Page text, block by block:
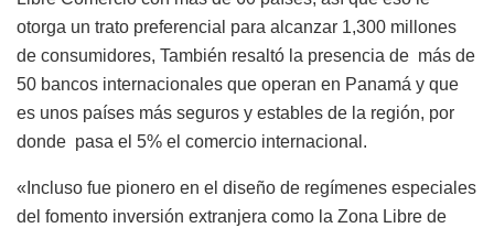
otorga un trato preferencial para alcanzar 1,300 millones
de consumidores, También resaltó la presencia de más de
50 bancos internacionales que operan en Panamá y que
es unos países más seguros y estables de la región, por
donde pasa el 5% el comercio internacional.
«Incluso fue pionero en el diseño de regímenes especiales
del fomento inversión extranjera como la Zona Libre de